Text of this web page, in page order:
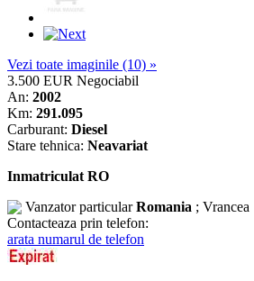
Vezi toate imaginile (10) »
3.500 EUR Negociabil
An: 2002
Km: 291.095
Carburant: Diesel
Stare tehnica: Neavariat
Inmatriculat RO
Vanzator particularRomania ; Vrancea
Contacteaza prin telefon:
arata numarul de telefon